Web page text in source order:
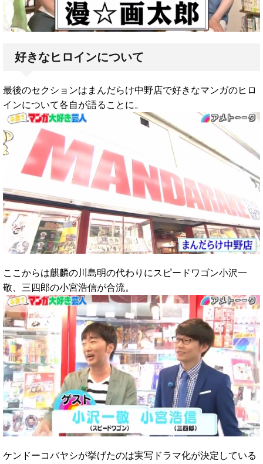
好きなヒロインについて
最後のセクションはまんだらけ中野店で好きなマンガのヒロ
インについて各自が語ることに。
ここからは麒麟の川島明の代わりにスピードワゴン小沢一
敬、三四郎の小宮浩信が合流。
ケンドーコバヤシが挙げたのは実写ドラマ化が決定している